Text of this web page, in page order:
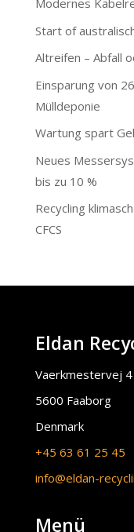
Modernes
Start of
Altreifen – Abfall
Einsparung von
Mülldeponie
Wartung spart
Neues
bis zu 10 %
Recycling
CFCS
Eldan
Vaerkmestervej 4
5600 Faaborg
Denmark
+45 63 61 25 45
info@eldan-
Menü